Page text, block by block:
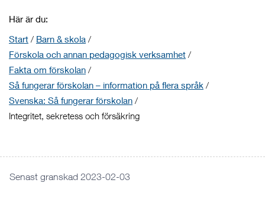
Här är du:
Start / Barn & skola /
Förskola och annan pedagogisk verksamhet /
Fakta om förskolan /
Så fungerar förskolan – information på flera språk /
Svenska: Så fungerar förskolan /
Integritet, sekretess och försäkring
Senast granskad 2023-02-03